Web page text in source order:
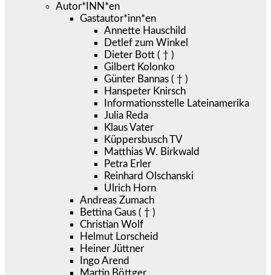
Autor*INN*en
Gastautor*inn*en
Annette Hauschild
Detlef zum Winkel
Dieter Bott ( † )
Gilbert Kolonko
Günter Bannas ( † )
Hanspeter Knirsch
Informationsstelle Lateinamerika
Julia Reda
Klaus Vater
Küppersbusch TV
Matthias W. Birkwald
Petra Erler
Reinhard Olschanski
Ulrich Horn
Andreas Zumach
Bettina Gaus ( † )
Christian Wolf
Helmut Lorscheid
Heiner Jüttner
Ingo Arend
Martin Böttger